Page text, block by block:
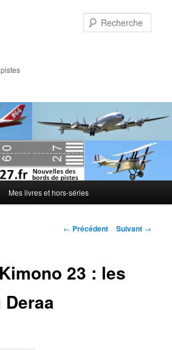
Mes livres et hors-séries
Navigation
← Précédent Suivant →
23 : les